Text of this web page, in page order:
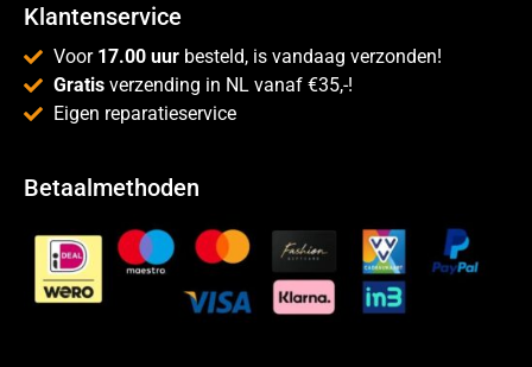
Klantenservice
Voor 17.00 uur besteld, is vandaag verzonden!
Gratis verzending in NL vanaf €35,-!
Eigen reparatieservice
Betaalmethoden